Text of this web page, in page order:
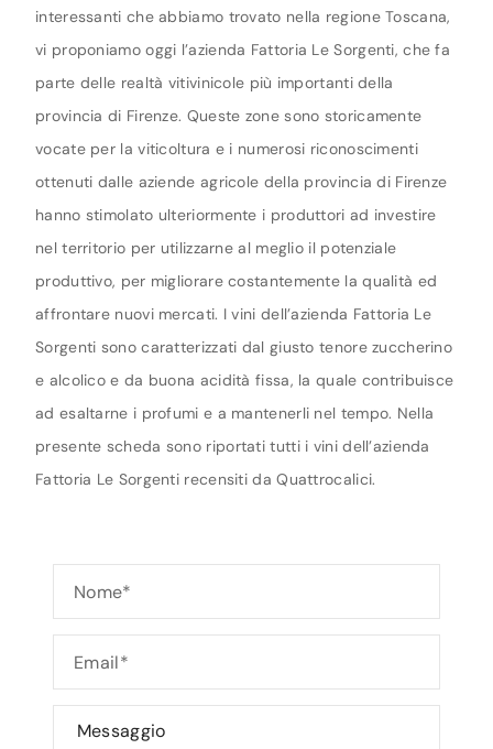
interessanti che abbiamo trovato nella regione Toscana,
vi proponiamo oggi l’azienda Fattoria Le Sorgenti, che fa
parte delle realtà vitivinicole più importanti della
provincia di Firenze. Queste zone sono storicamente
vocate per la viticoltura e i numerosi riconoscimenti
ottenuti dalle aziende agricole della provincia di Firenze
hanno stimolato ulteriormente i produttori ad investire
nel territorio per utilizzarne al meglio il potenziale
produttivo, per migliorare costantemente la qualità ed
affrontare nuovi mercati. I vini dell’azienda Fattoria Le
Sorgenti sono caratterizzati dal giusto tenore zuccherino
e alcolico e da buona acidità fissa, la quale contribuisce
ad esaltarne i profumi e a mantenerli nel tempo. Nella
presente scheda sono riportati tutti i vini dell’azienda
Fattoria Le Sorgenti recensiti da Quattrocalici.